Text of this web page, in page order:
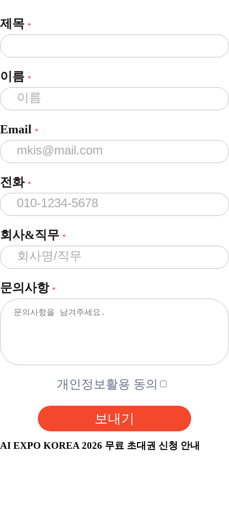
제목 *
이름 *
Email *
전화 *
회사&직무 *
문의사항 *
개인정보활용 동의
보내기
AI EXPO KOREA 2026 무료 초대권 신청 안내